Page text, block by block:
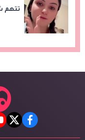
تتهم